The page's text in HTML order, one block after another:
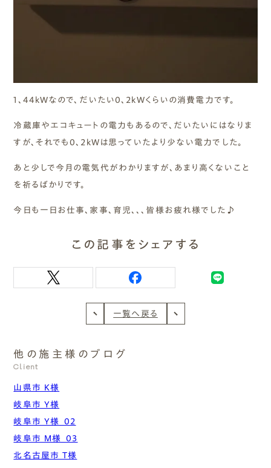
1、44kWなので、だいたい0、2kWくらいの消費電力です。
冷蔵庫やエコキュートの電力もあるので、だいたいにはなりま
すが、それでも0、2kWは思っていたより少ない電力でした。
あと少しで今月の電気代がわかりますが、あまり高くないこと
を祈るばかりです。
今日も一日お仕事、家事、育児、、、皆様お疲れ様でした♪
この記事をシェアする
一覧へ戻る
他の施主様のブログ
Client
山県市 K様
岐阜市 Y様
岐阜市 Y様_02
岐阜市 M様_03
北名古屋市 T様